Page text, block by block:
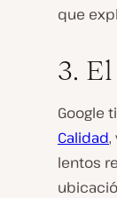
que
3.
Google
Calidad,
lentos